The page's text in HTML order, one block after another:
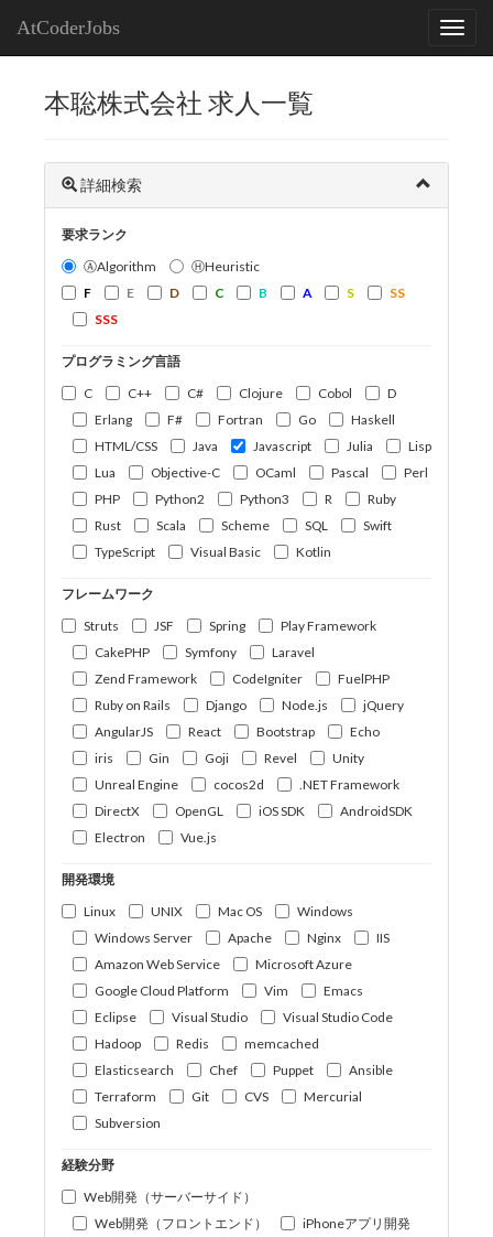
AtCoderJobs
本聡株式会社 求人一覧
詳細検索
要求ランク
ⒶAlgorithm
ⒽHeuristic
F
E D C B A S
SS
SSS
プログラミング言語
C
C++ C# Clojure Cobol
D
Erlang
F# Fortran Go
Haskell
HTML/CSS
Java Javascript Julia
Lisp
Lua
Objective-C OCaml Pascal
Perl
PHP
Python2 Python3 R
Ruby
Rust
Scala Scheme SQL
Swift
TypeScript
Visual Basic Kotlin
フレームワーク
Struts
JSF Spring
Play Framework
CakePHP
Symfony
Laravel
Zend Framework
CodeIgniter
FuelPHP
Ruby on Rails
Django Node.js
jQuery
AngularJS
React Bootstrap
Echo
iris
Gin Goji Revel
Unity
Unreal Engine
cocos2d
.NET Framework
DirectX
OpenGL iOS SDK
AndroidSDK
Electron
Vue.js
開発環境
Linux
UNIX Mac OS
Windows
Windows Server
Apache Nginx
IIS
Amazon Web Service
Microsoft Azure
Google Cloud Platform
Vim
Emacs
Eclipse
Visual Studio
Visual Studio Code
Hadoop
Redis
memcached
Elasticsearch
Chef Puppet
Ansible
Terraform
Git CVS
Mercurial
Subversion
経験分野
Web開発（サーバーサイド）
Web開発（フロントエンド）
iPhoneアプリ開発